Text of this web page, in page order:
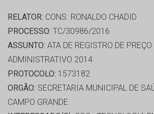
RELATOR: CONS. RONALDO CHADID
PROCESSO: TC/30986/2016
ASSUNTO: ATA DE REGISTRO DE
ADMINISTRATIVO 2014
PROTOCOLO: 1573182
ORGÃO: SECRETARIA MUNICIPAL DE
CAMPO GRANDE